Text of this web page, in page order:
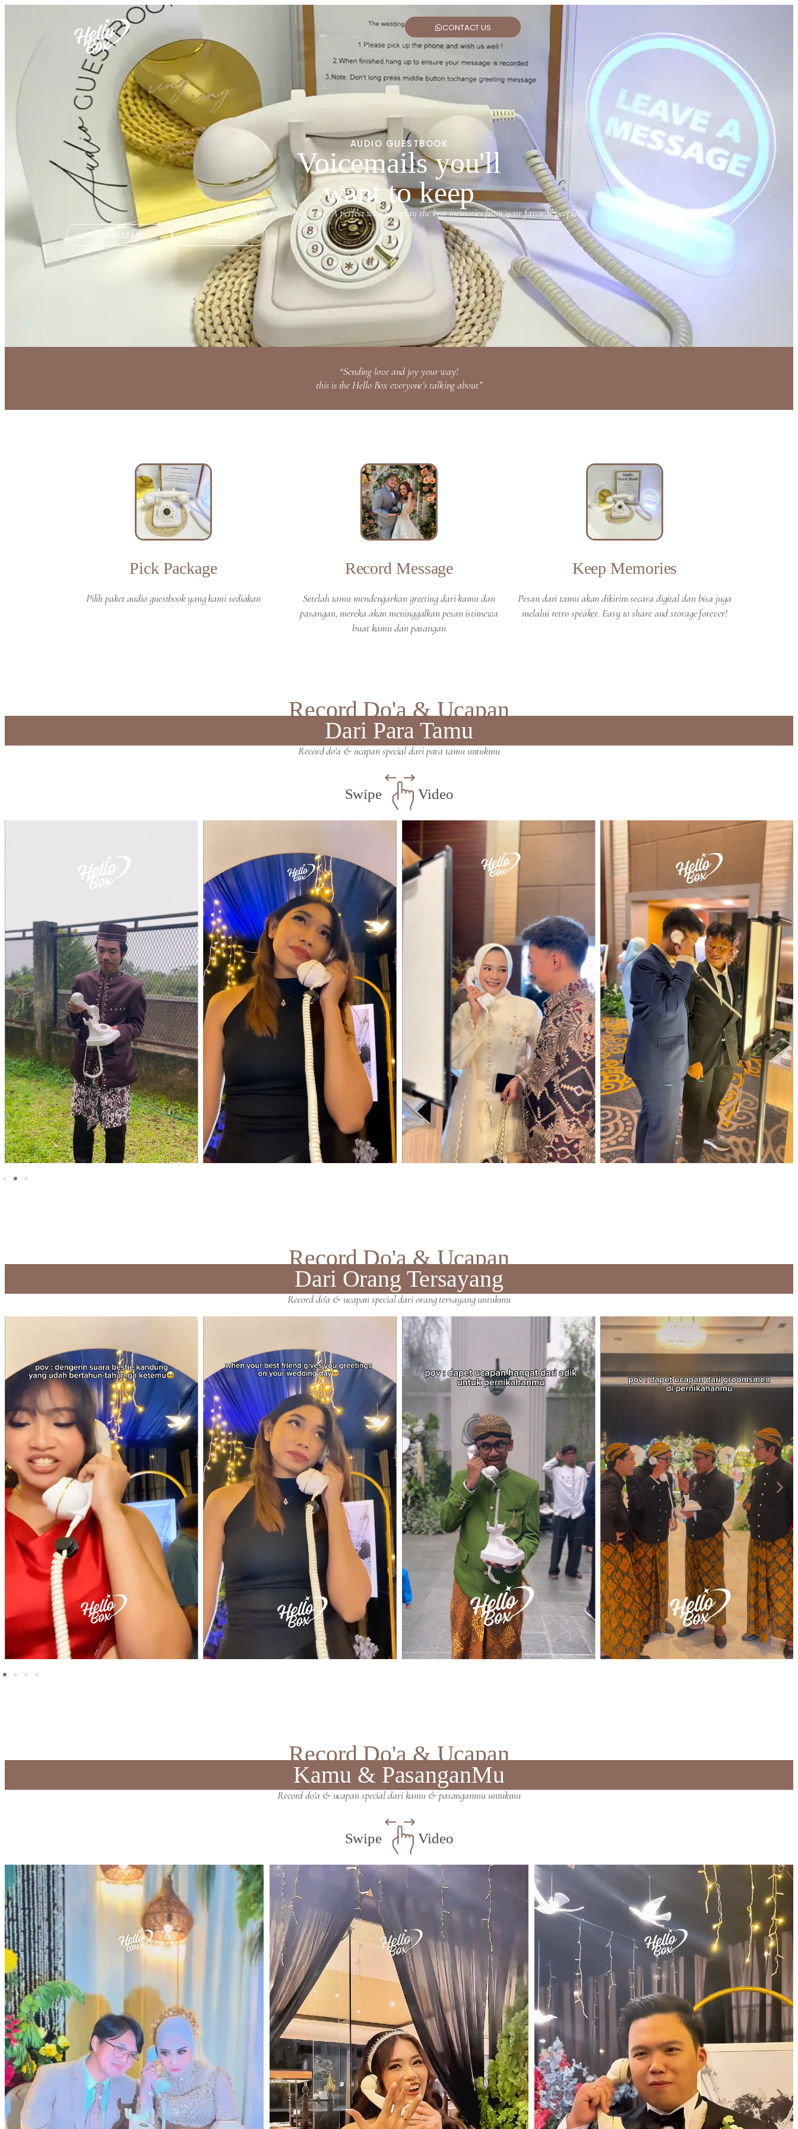
CONTACT US
AUDIO GUESTBOOK
Voicemails you'll
want to keep
The complete audio guestbook. A perfect way to replay the best memories from your favorite people.
KONSULTASI PRICELIST
“Sending love and joy your way!
this is the Hello Box everyone’s talking about”
Pick Package
Pilih paket audio guestbook yang kami sediakan
Record Message
Setelah tamu mendengarkan greeting dari kamu dan
pasangan, mereka akan meninggalkan pesan istimewa
buat kamu dan pasangan
Keep Memories
Pesan dari tamu akan dikirim secara digital dan bisa juga
melalui retro speaker. Easy to share and storage forever!
Record Do'a & Ucapan
Dari Para Tamu
Record do'a & ucapan special dari para tamu untukmu
Swipe Video
Record Do'a & Ucapan
Dari Orang Tersayang
Record do'a & ucapan special dari orang tersayang untukmu
Record Do'a & Ucapan
Kamu & PasanganMu
Record do'a & ucapan special dari kamu & pasanganmu untukmu
Swipe Video